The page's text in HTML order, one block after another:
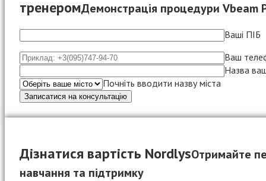
тренеромДемонстрація процедури Vbeam
Ваші ПІБ
Ваш
Назва
Почніть вводити назву міста
Дізнатися вартість NordlysОтримайте
навчання та підтримку